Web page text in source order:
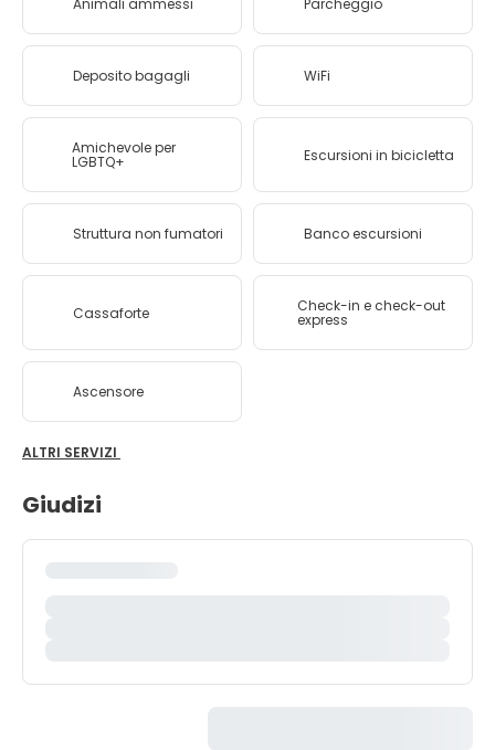
Animali ammessi Parcheggio
Deposito bagagli WiFi
Amichevole per
LGBTQ+ Escursioni in bicicletta
Struttura non fumatori Banco escursioni
Cassaforte Check-in e check-out
express
Ascensore
ALTRI SERVIZI
Giudizi